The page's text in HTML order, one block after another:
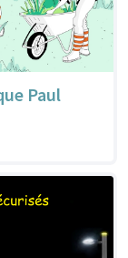
Paul